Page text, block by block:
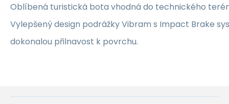
Oblíbená turistická bota vhodná do technického
Vylepšený design podrážky Vibram s Impact Brake
dokonalou přilnavost k povrchu.